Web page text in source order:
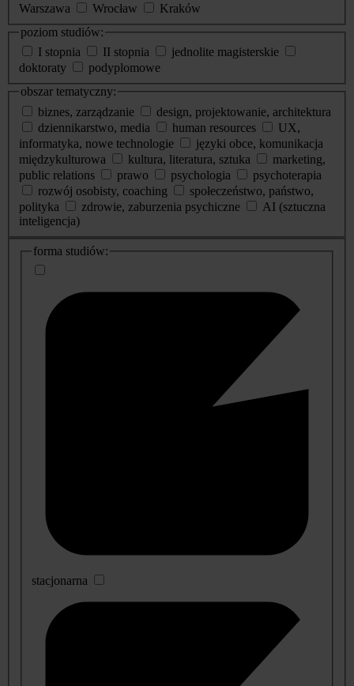
Warszawa
Wrocław
Kraków
poziom studiów:
I stopnia
II stopnia
jednolite magisterskie
doktoraty
podyplomowe
obszar tematyczny:
biznes, zarządzanie
design, projektowanie, architektura
dziennikarstwo, media
human resources
UX,
informatyka, nowe technologie
języki obce, komunikacja
międzykulturowa
kultura, literatura, sztuka
marketing,
public relations
prawo psychologia
psychoterapia
rozwój osobisty, coaching
społeczeństwo, państwo,
polityka
zdrowie, zaburzenia psychiczne
AI (sztuczna
inteligencja)
dodatkowe
informacje
forma studiów:
stacjonarna